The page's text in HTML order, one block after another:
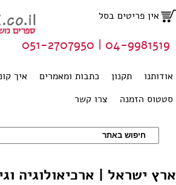
אין פריטים בסל
אודותנו תקנון כתבות ומאמרים איך
סטטוס הזמנה
צרו קשר
04-9981519 | 051-2707950
ארץ ישראל | ארכיאולוגיה